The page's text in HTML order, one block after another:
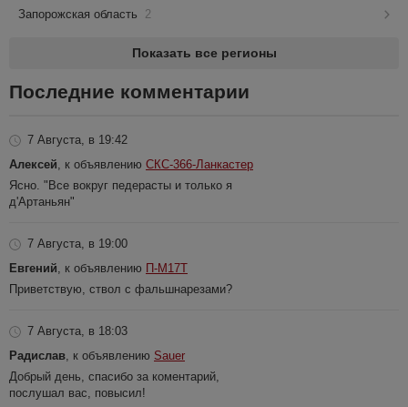
Запорожская область
2
Показать все регионы
Последние комментарии
7 Августа, в 19:42
Алексей, к объявлению СКС-366-Ланкастер
Ясно. "Все вокруг педерасты и только я
д'Артаньян"
7 Августа, в 19:00
Евгений, к объявлению П-М17Т
Приветствую, ствол с фальшнарезами?
7 Августа, в 18:03
Радислав, к объявлению Sauer
Добрый день, спасибо за коментарий,
послушал вас, повысил!